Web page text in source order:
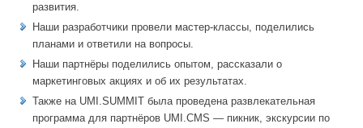
развития.
Наши разработчики провели мастер-классы, поделились
планами и ответили на вопросы.
Наши партнёры поделились опытом, рассказали о
маркетинговых акциях и об их результатах.
Также на UMI.SUMMIT была проведена развлекательная
программа для партнёров UMI.CMS — пикник, экскурсии по